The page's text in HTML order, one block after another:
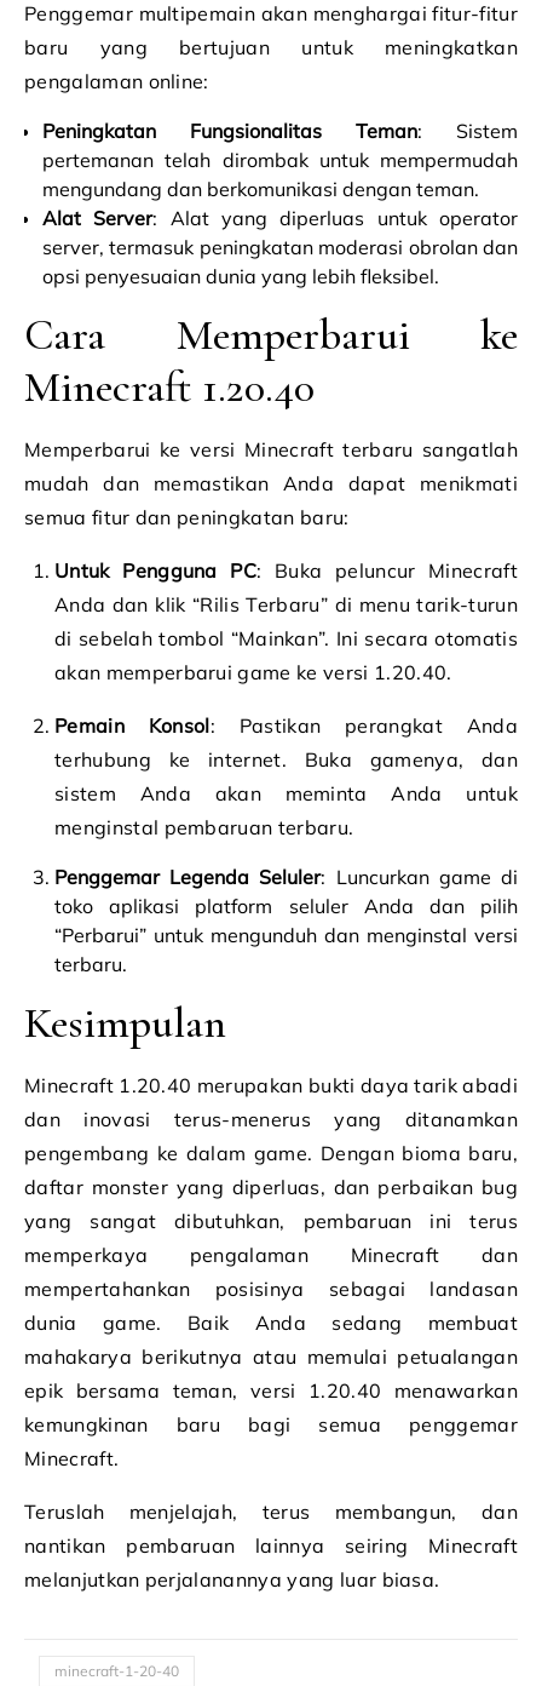
Penggemar multipemain akan menghargai fitur-fitur
baru yang bertujuan untuk meningkatkan
pengalaman online:
Peningkatan Fungsionalitas Teman: Sistem
pertemanan telah dirombak untuk mempermudah
mengundang dan berkomunikasi dengan teman.
Alat Server: Alat yang diperluas untuk operator
server, termasuk peningkatan moderasi obrolan dan
opsi penyesuaian dunia yang lebih fleksibel.
Cara Memperbarui ke
Minecraft 1.20.40
Memperbarui ke versi Minecraft terbaru sangatlah
mudah dan memastikan Anda dapat menikmati
semua fitur dan peningkatan baru:
Untuk Pengguna PC: Buka peluncur Minecraft
Anda dan klik “Rilis Terbaru” di menu tarik-turun
di sebelah tombol “Mainkan”. Ini secara otomatis
akan memperbarui game ke versi 1.20.40.
Pemain Konsol: Pastikan perangkat Anda
terhubung ke internet. Buka gamenya, dan
sistem Anda akan meminta Anda untuk
menginstal pembaruan terbaru.
Penggemar Legenda Seluler: Luncurkan game di
toko aplikasi platform seluler Anda dan pilih
“Perbarui” untuk mengunduh dan menginstal versi
terbaru.
Kesimpulan
Minecraft 1.20.40 merupakan bukti daya tarik abadi
dan inovasi terus-menerus yang ditanamkan
pengembang ke dalam game. Dengan bioma baru,
daftar monster yang diperluas, dan perbaikan bug
yang sangat dibutuhkan, pembaruan ini terus
memperkaya pengalaman Minecraft dan
mempertahankan posisinya sebagai landasan
dunia game. Baik Anda sedang membuat
mahakarya berikutnya atau memulai petualangan
epik bersama teman, versi 1.20.40 menawarkan
kemungkinan baru bagi semua penggemar
Minecraft.
Teruslah menjelajah, terus membangun, dan
nantikan pembaruan lainnya seiring Minecraft
melanjutkan perjalanannya yang luar biasa.
minecraft-1-20-40